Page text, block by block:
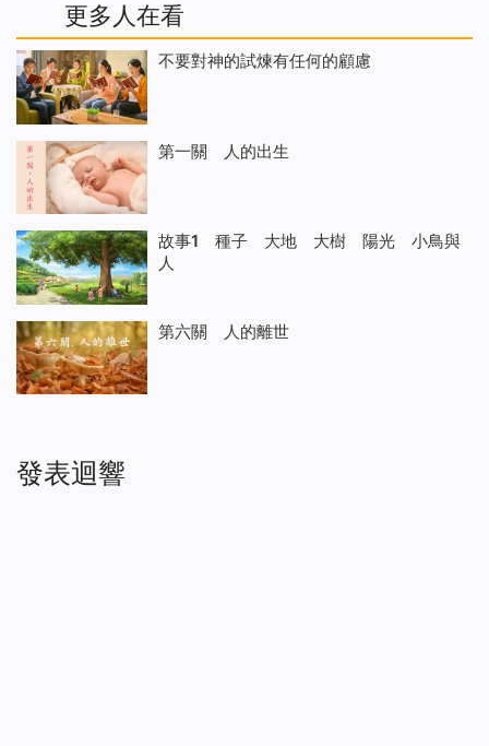
更多人在看
不要對神的試煉有任何的顧慮
第一關 人的出生
故事1 種子 大地 大樹 陽光 小鳥與
人
第六關 人的離世
發表迴響